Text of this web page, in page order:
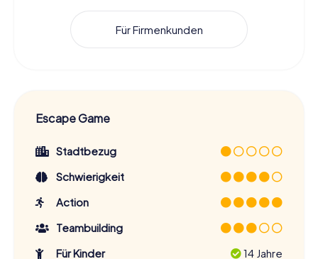
Für Firmenkunden
Escape Game
Stadtbezug
Schwierigkeit
Action
Teambuilding
Für Kinder
14 Jahre